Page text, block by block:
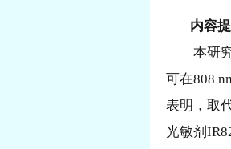
内容
本研
可在808
表明，取
光敏剂